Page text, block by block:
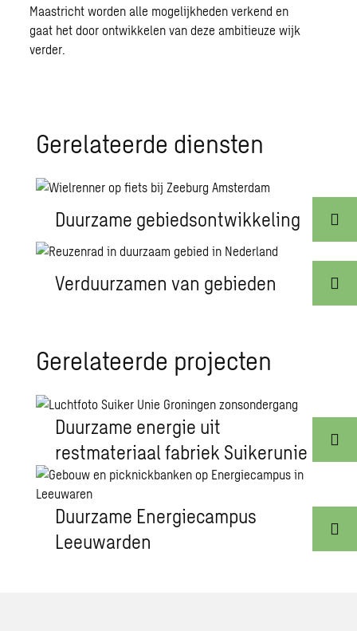
Maastricht worden alle mogelijkheden verkend en
gaat het door ontwikkelen van deze ambitieuze wijk
verder.
Gerelateerde diensten
Duurzame gebiedsontwikkeling
Verduurzamen van gebieden
Gerelateerde projecten
Duurzame energie uit
restmateriaal fabriek Suikerunie
Duurzame Energiecampus
Leeuwarden